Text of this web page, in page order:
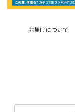
お届けについて